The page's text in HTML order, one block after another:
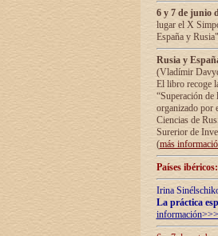
6 y 7 de junio
lugar el X
España y
Rusia y
(Vladímir
El libro recoge
“Superación
organizado por
Ciencias de
Surerior de
(más
Países
Irina
La práctica
información>>>